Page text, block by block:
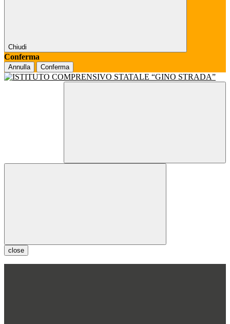
Chiudi
Conferma
Annulla Conferma
close